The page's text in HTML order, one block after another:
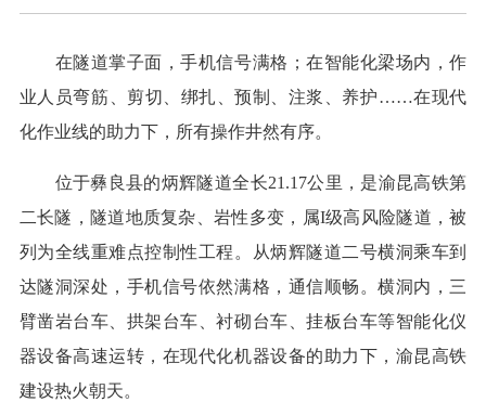
在隧道掌子面，手机信号满格；在智能化梁场内，作
业人员弯筋、剪切、绑扎、预制、注浆、养护……在现代
化作业线的助力下，所有操作井然有序。
位于彝良县的炳辉隧道全长21.17公里，是渝昆高铁第
二长隧，隧道地质复杂、岩性多变，属I级高风险隧道，被
列为全线重难点控制性工程。从炳辉隧道二号横洞乘车到
达隧洞深处，手机信号依然满格，通信顺畅。横洞内，三
臂凿岩台车、拱架台车、衬砌台车、挂板台车等智能化仪
器设备高速运转，在现代化机器设备的助力下，渝昆高铁
建设热火朝天。